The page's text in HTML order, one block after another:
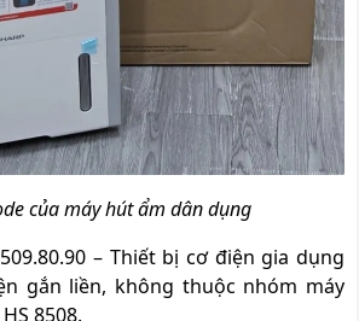
của máy hút ẩm dân dụng
– Thiết bị cơ điện gia dụng
gắn liền, không thuộc nhóm máy
8508.